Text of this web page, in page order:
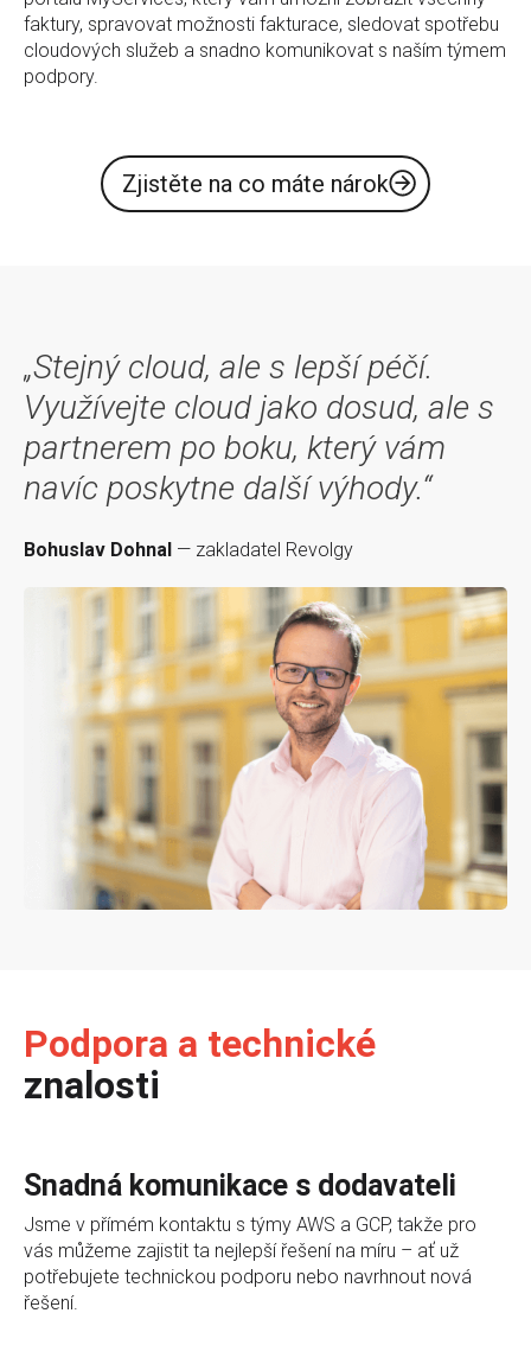
faktury, spravovat možnosti fakturace, sledovat spotřebu
cloudových služeb a snadno komunikovat s naším týmem
podpory.
Zjistěte na co máte nárok
„Stejný cloud, ale s lepší péčí.
Využívejte cloud jako dosud, ale s
partnerem po boku, který vám
navíc poskytne další výhody.“
Bohuslav Dohnal — zakladatel Revolgy
Podpora a technické
znalosti
Snadná komunikace s dodavateli
Jsme v přímém kontaktu s týmy AWS a GCP, takže pro
vás můžeme zajistit ta nejlepší řešení na míru – ať už
potřebujete technickou podporu nebo navrhnout nová
řešení.